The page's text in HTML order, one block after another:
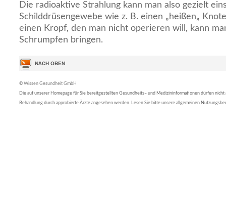
Die radioaktive Strahlung kann man also gezielt
Schilddrüsengewebe wie z. B. einen „heißen„
einen Kropf, den man nicht operieren will, kann
Schrumpfen bringen.
© Wissen Gesundheit GmbH
Die auf unserer Homepage für Sie bereitgestellten Gesundheits– und Medizininformationen dürfen nicht
Behandlung durch approbierte Ärzte angesehen werden. Lesen Sie bitte unsere allgemeinen